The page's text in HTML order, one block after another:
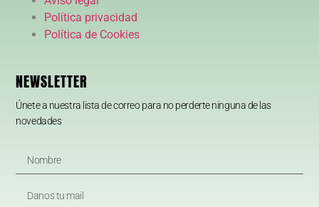
Política privacidad
Política de Cookies
NEWSLETTER
Únete a nuestra lista de correo para no perderte ninguna de las
novedades